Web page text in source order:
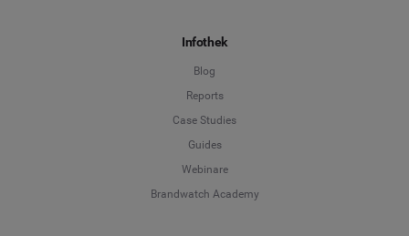
Infothek
Blog
Reports
Case Studies
Guides
Webinare
Brandwatch Academy